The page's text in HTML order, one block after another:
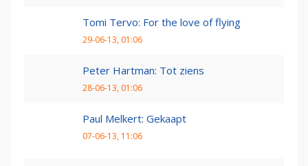
Tomi Tervo: For the love of flying
29-06-13, 01:06
Peter Hartman: Tot ziens
28-06-13, 01:06
Paul Melkert: Gekaapt
07-06-13, 11:06